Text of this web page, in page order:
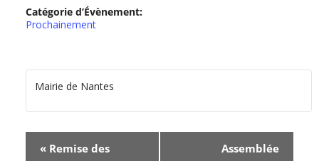
Catégorie d’Évènement:
Prochainement
Mairie de Nantes
N« Remise des
Assemblée